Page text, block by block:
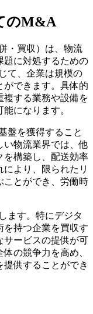
のM&A
・買収）は、物流
題に対処するための
て、企業は規模の
ができます。具体的
複する業務や設備を
になります。
盤を獲得すること
い物流業界では、他
を構築し、配送効率
より、限られたリ
ことができ、労働時
ます。特にデジタ
を持つ企業を買収す
サービスの提供が可
の競争力を高め、
提供することができ